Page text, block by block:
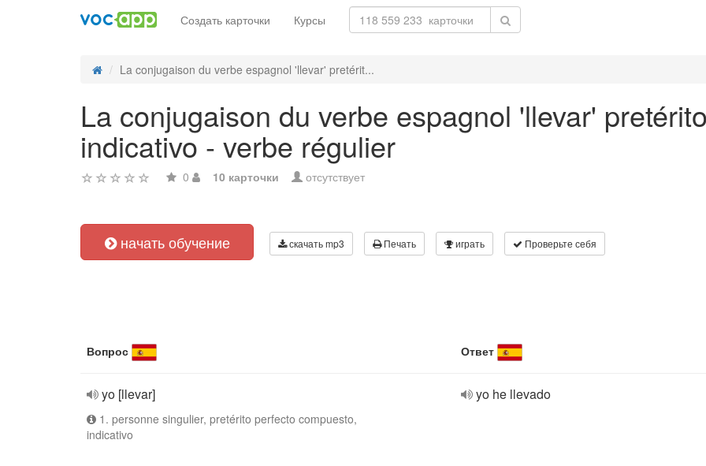
Создать карточки Курсы
La conjugaison du verbe espagnol 'llevar' pretérit...
La conjugaison du verbe espagnol 'llevar'
indicativo - verbe régulier
0 10 карточки отсутствует
начать обучение скачать mp3 Печать играть Проверьте себя
Вопрос Ответ
yo [llevar]
1. personne singulier, pretérito perfecto compuesto,
indicativo
yo he llevado